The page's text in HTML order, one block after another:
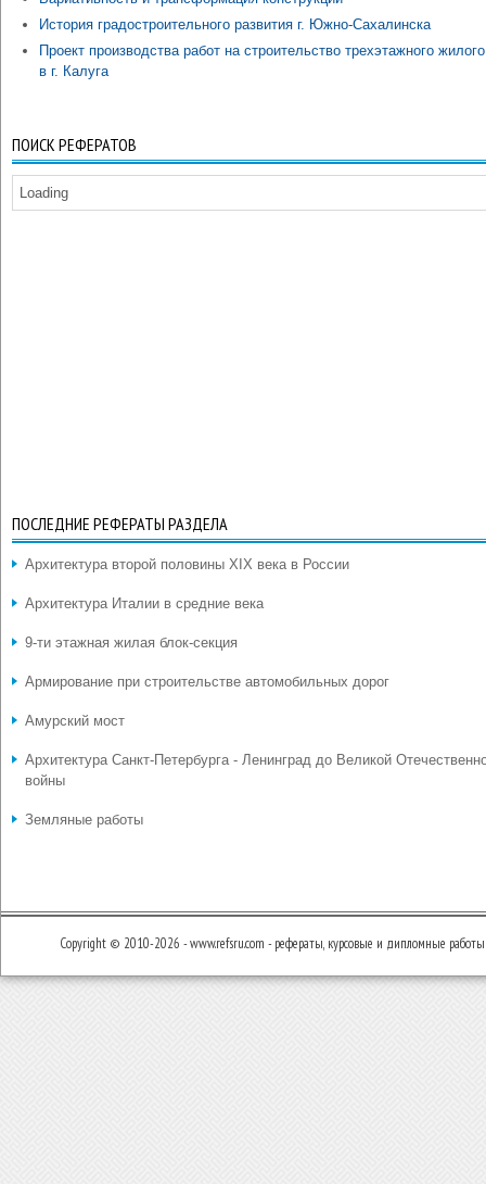
История градостроительного развития г. Южно-Сахалинска
Проект производства работ на строительство трехэтажного
в г. Калуга
ПОИСК РЕФЕРАТОВ
Loading
ПОСЛЕДНИЕ РЕФЕРАТЫ РАЗДЕЛА
Архитектура второй половины XIX века в России
Архитектура Италии в средние века
9-ти этажная жилая блок-секция
Армирование при строительстве автомобильных дорог
Амурский мост
Архитектура Санкт-Петербурга - Ленинград до Великой
войны
Земляные работы
Copyright © 2010-2026 - www.refsru.com - рефераты, курсовые и дипломные работы